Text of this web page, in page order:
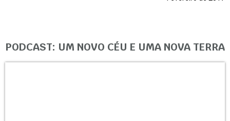
PODCAST: UM NOVO CÉU E UMA NOVA TERRA